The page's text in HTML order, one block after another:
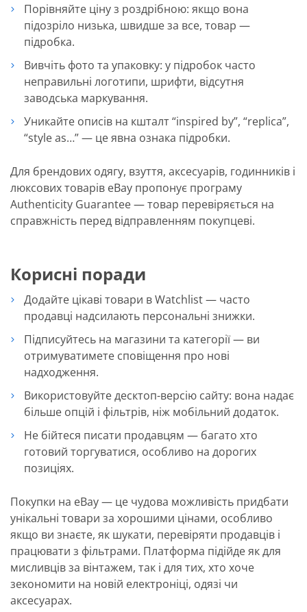
Порівняйте ціну з роздрібною: якщо вона
підозріло низька, швидше за все, товар —
підробка.
Вивчіть фото та упаковку: у підробок часто
неправильні логотипи, шрифти, відсутня
заводська маркування.
Уникайте описів на кшталт “inspired by”, “replica”,
“style as…” — це явна ознака підробки.
Для брендових одягу, взуття, аксесуарів, годинників і
люксових товарів eBay пропонує програму
Authenticity Guarantee — товар перевіряється на
справжність перед відправленням покупцеві.
Корисні поради
Додайте цікаві товари в Watchlist — часто
продавці надсилають персональні знижки.
Підписуйтесь на магазини та категорії — ви
отримуватимете сповіщення про нові
надходження.
Використовуйте десктоп-версію сайту: вона надає
більше опцій і фільтрів, ніж мобільний додаток.
Не бійтеся писати продавцям — багато хто
готовий торгуватися, особливо на дорогих
позиціях.
Покупки на eBay — це чудова можливість придбати
унікальні товари за хорошими цінами, особливо
якщо ви знаєте, як шукати, перевіряти продавців і
працювати з фільтрами. Платформа підійде як для
мисливців за вінтажем, так і для тих, хто хоче
зекономити на новій електроніці, одязі чи
аксесуарах.